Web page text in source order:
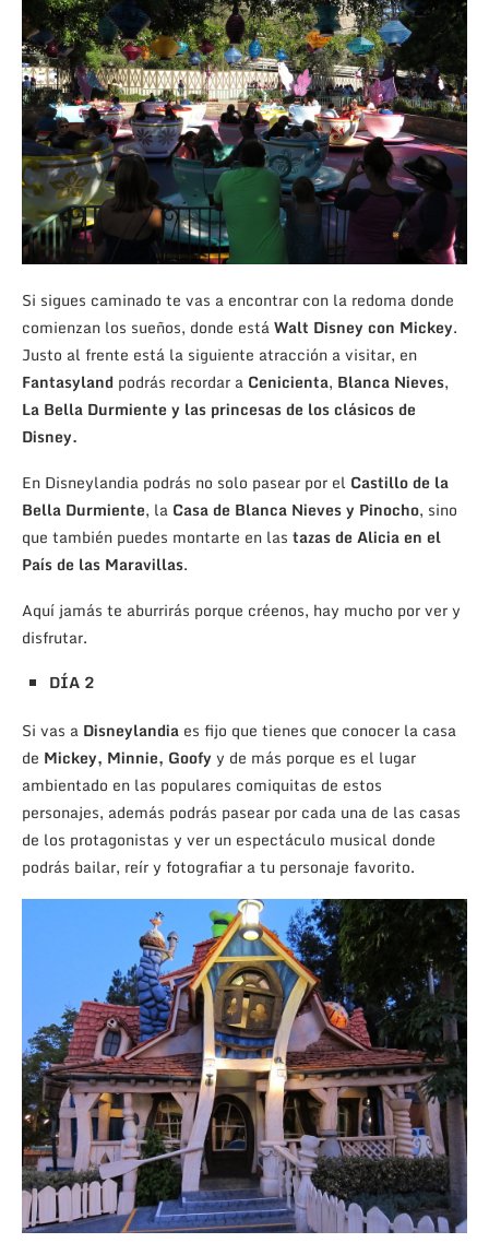
Si sigues caminado te vas a encontrar con la redoma donde
comienzan los sueños, donde estáWalt Disney con Mickey.
Justo al frente está la siguiente atracción a visitar, en
Fantasyland podrás recordar a Cenicienta, Blanca Nieves,
La Bella Durmiente y las princesas de los clásicos de
Disney.
En Disneylandia podrás no solo pasear por el Castillo de la
Bella Durmiente, la Casa de Blanca Nieves y Pinocho, sino
que también puedes montarte en las tazas de Alicia en el
País de las Maravillas.
Aquí jamás te aburrirás porque créenos, hay mucho por ver y
disfrutar.
DÍA 2
Si vas a Disneylandia es fijo que tienes que conocer la casa
de Mickey, Minnie, Goofy y de más porque es el lugar
ambientado en las populares comiquitas de estos
personajes, además podrás pasear por cada una de las casas
de los protagonistas y ver un espectáculo musical donde
podrás bailar, reír y fotografiar a tu personaje favorito.